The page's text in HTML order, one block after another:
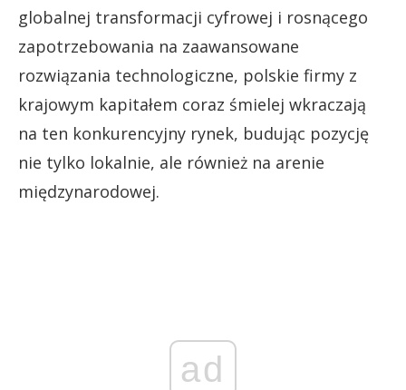
globalnej transformacji cyfrowej i rosnącego
zapotrzebowania na zaawansowane
rozwiązania technologiczne, polskie firmy z
krajowym kapitałem coraz śmielej wkraczają
na ten konkurencyjny rynek, budując pozycję
nie tylko lokalnie, ale również na arenie
międzynarodowej.
ad